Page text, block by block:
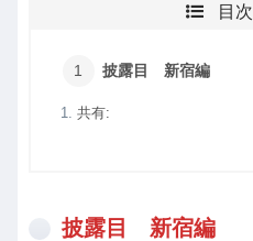
目次
披露目 新宿編
共有:
披露目 新宿編